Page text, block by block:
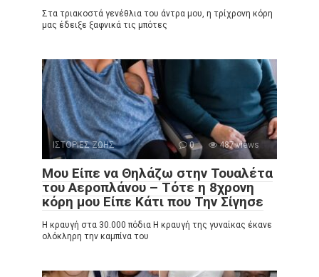
Στα τριακοστά γενέθλια του άντρα μου, η τρίχρονη κόρη
μας έδειξε ξαφνικά τις μπότες
ΙΣΤΟΡΙΕΣ ΖΩΗΣ 0 487 views
Μου Είπε να Θηλάζω στην Τουαλέτα
του Αεροπλάνου – Τότε η 8χρονη
κόρη μου Είπε Κάτι που Την Σίγησε
Η κραυγή στα 30.000 πόδια Η κραυγή της γυναίκας έκανε
ολόκληρη την καμπίνα του